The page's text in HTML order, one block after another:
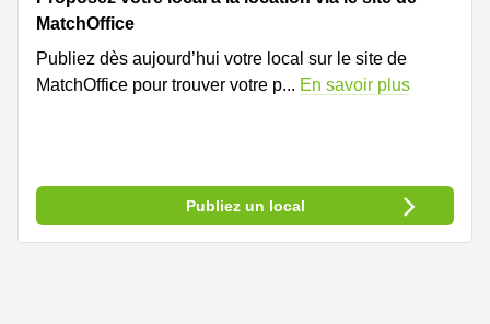
MatchOffice
Publiez dès aujourd’hui votre local sur le site de
MatchOffice pour trouver votre p... En savoir plus
Publiez un local